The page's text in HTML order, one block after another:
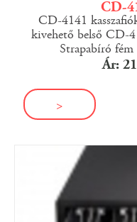
CD-
CD-4141
kivehető belső CD-
Strapabíró
Ár:
>